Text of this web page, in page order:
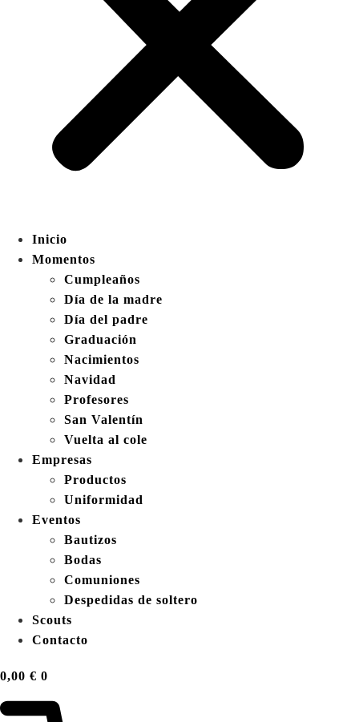
Inicio
Momentos
Cumpleaños
Día de la madre
Día del padre
Graduación
Nacimientos
Navidad
Profesores
San Valentín
Vuelta al cole
Empresas
Productos
Uniformidad
Eventos
Bautizos
Bodas
Comuniones
Despedidas de soltero
Scouts
Contacto
0,00 € 0